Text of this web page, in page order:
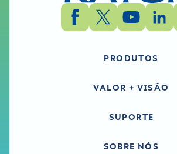
PRODUTOS
VALOR + VISÃO
SUPORTE
SOBRE NÓS